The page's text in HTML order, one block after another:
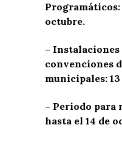
Programáticos:
octubre.
–
convenciones
municipales:
– Periodo para
hasta el 14 de